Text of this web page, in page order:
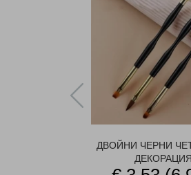
ДВОЙНИ ЧЕРНИ
ДЕКОРАЦИЯ